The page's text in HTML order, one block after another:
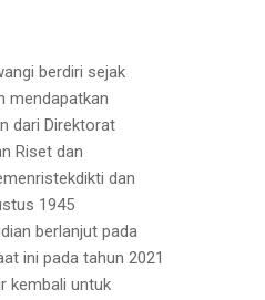
berdiri sejak
mendapatkan
dari Direktorat
Riset dan
dan
1945
berlanjut pada
ini pada tahun 2021
kembali untuk